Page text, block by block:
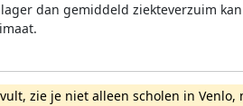
dan gemiddeld ziekteverzuim
zie je niet alleen scholen in